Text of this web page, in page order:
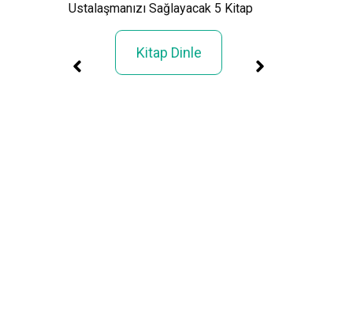
Ustalaşmanızı Sağlayacak 5 Kitap
Kitap Dinle